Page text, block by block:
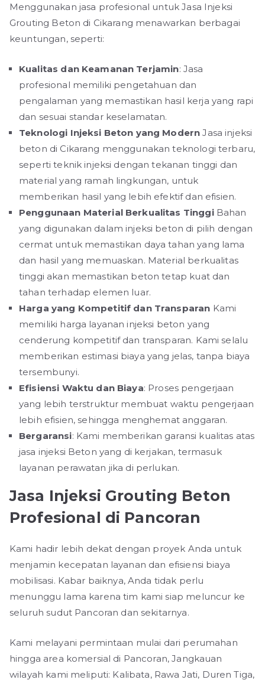
Menggunakan jasa profesional untuk Jasa Injeksi
Grouting Beton di Cikarang menawarkan berbagai
keuntungan, seperti:
Kualitas dan Keamanan Terjamin: Jasa
profesional memiliki pengetahuan dan
pengalaman yang memastikan hasil kerja yang rapi
dan sesuai standar keselamatan.
Teknologi Injeksi Beton yang ModernJasa injeksi
beton di Cikarang menggunakan teknologi terbaru,
seperti teknik injeksi dengan tekanan tinggi dan
material yang ramah lingkungan, untuk
memberikan hasil yang lebih efektif dan efisien.
Penggunaan Material Berkualitas Tinggi Bahan
yang digunakan dalam injeksi beton di pilih dengan
cermat untuk memastikan daya tahan yang lama
dan hasil yang memuaskan. Material berkualitas
tinggi akan memastikan beton tetap kuat dan
tahan terhadap elemen luar.
Harga yang Kompetitif dan Transparan Kami
memiliki harga layanan injeksi beton yang
cenderung kompetitif dan transparan. Kami selalu
memberikan estimasi biaya yang jelas, tanpa biaya
tersembunyi.
Efisiensi Waktu dan Biaya: Proses pengerjaan
yang lebih terstruktur membuat waktu pengerjaan
lebih efisien, sehingga menghemat anggaran.
Bergaransi: Kami memberikan garansi kualitas atas
jasa injeksi Beton yang di kerjakan, termasuk
layanan perawatan jika di perlukan.
Jasa Injeksi Grouting Beton
Profesional di Pancoran
Kami hadir lebih dekat dengan proyek Anda untuk
menjamin kecepatan layanan dan efisiensi biaya
mobilisasi. Kabar baiknya, Anda tidak perlu
menunggu lama karena tim kami siap meluncur ke
seluruh sudut Pancoran dan sekitarnya.
Kami melayani permintaan mulai dari perumahan
hingga area komersial di Pancoran, Jangkauan
wilayah kami meliputi: Kalibata, Rawa Jati, Duren Tiga,